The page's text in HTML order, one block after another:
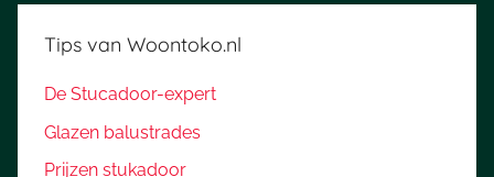
Tips van Woontoko.nl
De Stucadoor-expert
Glazen balustrades
Prijzen stukadoor